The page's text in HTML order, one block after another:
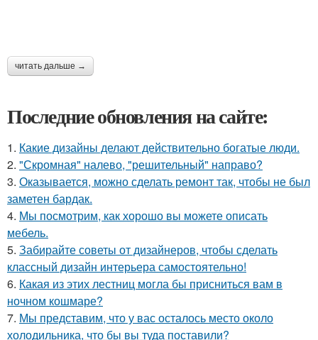
читать дальше →
Последние обновления на сайте:
1. Какие дизайны делают действительно богатые люди.
2. "Скромная" налево, "решительный" направо?
3. Оказывается, можно сделать ремонт так, чтобы не был
заметен бардак.
4. Мы посмотрим, как хорошо вы можете описать
мебель.
5. Забирайте советы от дизайнеров, чтобы сделать
классный дизайн интерьера самостоятельно!
6. Какая из этих лестниц могла бы присниться вам в
ночном кошмаре?
7. Мы представим, что у вас осталось место около
холодильника, что бы вы туда поставили?